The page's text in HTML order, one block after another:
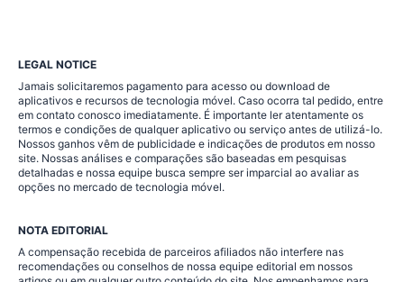
LEGAL NOTICE
Jamais solicitaremos pagamento para acesso ou download de
aplicativos e recursos de tecnologia móvel. Caso ocorra tal pedido, entre
em contato conosco imediatamente. É importante ler atentamente os
termos e condições de qualquer aplicativo ou serviço antes de utilizá-lo.
Nossos ganhos vêm de publicidade e indicações de produtos em nosso
site. Nossas análises e comparações são baseadas em pesquisas
detalhadas e nossa equipe busca sempre ser imparcial ao avaliar as
opções no mercado de tecnologia móvel.
NOTA EDITORIAL
A compensação recebida de parceiros afiliados não interfere nas
recomendações ou conselhos de nossa equipe editorial em nossos